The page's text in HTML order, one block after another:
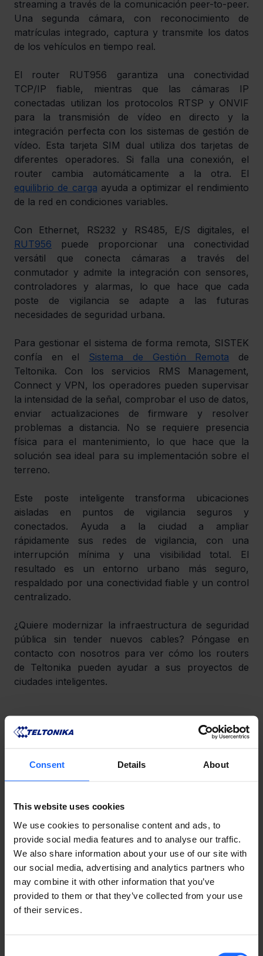
Consent Details About
This website uses cookies
We use cookies to personalise content and ads, to
provide social media features and to analyse our traffic.
We also share information about your use of our site with
our social media, advertising and analytics partners who
may combine it with other information that you’ve
provided to them or that they’ve collected from your use
of their services.
streaming a través de la comunicación peer-to-peer.
Una segunda cámara, con reconocimiento de
matrículas integrado, captura y transmite los datos
de los vehículos en tiempo real.
El router RUT956 garantiza una conectividad
TCP/IP fiable, mientras que las cámaras IP
conectadas utilizan los protocolos RTSP y ONVIF
para la transmisión de vídeo en directo y la
integración perfecta con los sistemas de gestión de
vídeo. Esta tarjeta SIM dual utiliza dos tarjetas de
diferentes operadores. Si falla una conexión, el
equilibrio de carga ayuda a optimizar el rendimiento
de la red en condiciones variables.
RUT956 puede proporcionar una conectividad
versátil que conecta cámaras a través del
conmutador y admite la integración con sensores,
controladores y alarmas, lo que hace que cada
poste de vigilancia se adapte a las futuras
necesidades de seguridad urbana.
Para gestionar el sistema de forma remota, SISTEK
confía en el Sistema de Gestión Remota de
Teltonika. Con los servicios RMS Management,
Connect y VPN, los operadores pueden supervisar
la intensidad de la señal, comprobar el uso de datos,
enviar actualizaciones de firmware y resolver
problemas a distancia. No se requiere presencia
física para el mantenimiento, lo que hace que la
solución sea ideal para su implementación sobre el
terreno.
Este poste inteligente transforma ubicaciones
aisladas en puntos de vigilancia seguros y
conectados. Ayuda a la ciudad a ampliar
rápidamente sus redes de vigilancia, con una
interrupción mínima y una visibilidad total. El
resultado es un entorno urbano más seguro,
respaldado por una conectividad fiable y un control
centralizado.
¿Quiere modernizar la infraestructura de seguridad
pública sin tender nuevos cables? Póngase en
contacto con nosotros para ver cómo los routers
de Teltonika pueden ayudar a sus proyectos de
ciudades inteligentes.
¿LE GUSTO ESTA HISTORIA?
​¡Compártala con amigos!
¿TIENES UNA PREGUNTA?
¡Estamos aquí para ayudar!
CONTÁCTENOS